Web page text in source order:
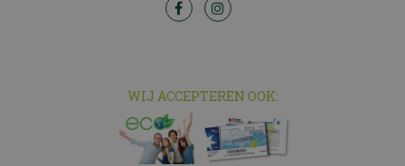
WIJ ACCEPTEREN OOK: